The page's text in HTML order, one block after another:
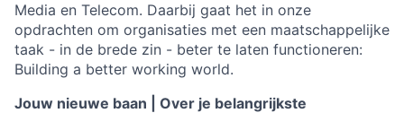
Media en Telecom. Daarbij gaat het in onze
opdrachten om organisaties met een maatschappelijke
taak - in de brede zin - beter te laten functioneren:
Building a better working world.
Jouw nieuwe baan | Over je belangrijkste